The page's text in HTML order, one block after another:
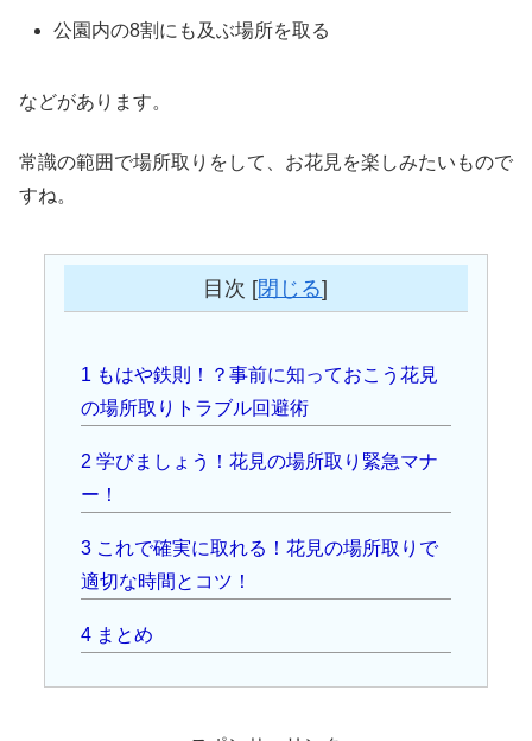
公園内の8割にも及ぶ場所を取る
などがあります。
常識の範囲で場所取りをして、お花見を楽しみたいもので
すね。
目次 [閉じる]
1 もはや鉄則！？事前に知っておこう花見
の場所取りトラブル回避術
2 学びましょう！花見の場所取り緊急マナ
ー！
3これで確実に取れる！花見の場所取りで
適切な時間とコツ！
4まとめ